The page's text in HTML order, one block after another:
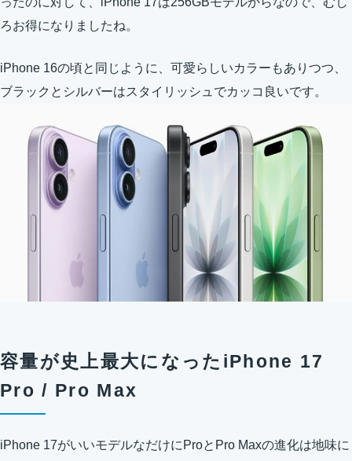
ろお得になりましたね。
iPhone 16の頃と同じように、可愛らしいカラーもありつつ、
ブラックとシルバーはスタイリッシュでカッコ良いです。
容量が史上最大になったiPhone 17
Pro / Pro Max
iPhone 17がいいモデルなだけにProとPro Maxの進化は地味に